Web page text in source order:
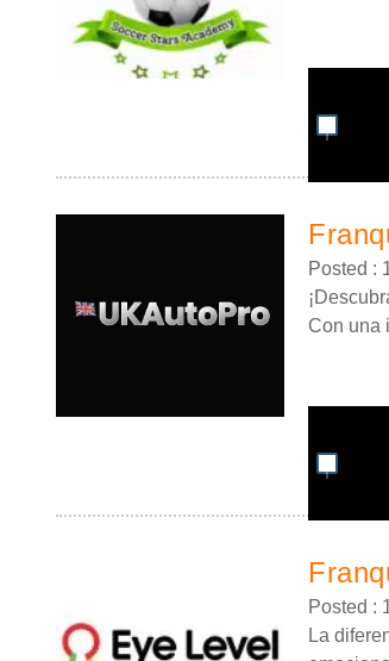
Posted :
Con una
Posted :
La